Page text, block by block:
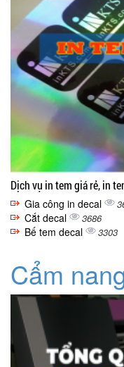
Dịch vụ in tem giá rẻ, in
Gia công in decal
Cắt decal 3686
Bế tem decal 3303
Cẩm